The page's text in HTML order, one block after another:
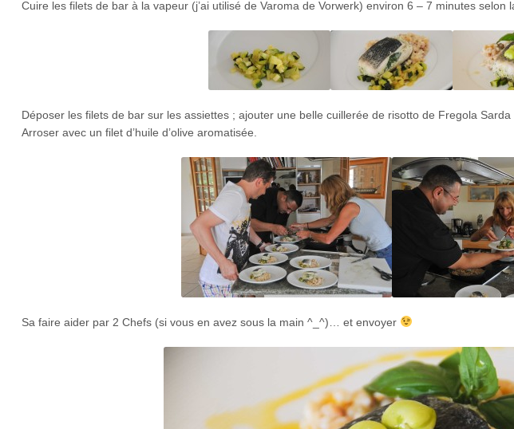
Cuire les filets de bar à la vapeur (j’ai utilisé de Varoma de Vorwerk) environ 6 – 7 minutes selon
Déposer les filets de bar sur les assiettes ; ajouter une belle cuillerée de risotto de Fregola
Arroser avec un filet d’huile d’olive aromatisée.
Sa faire aider par 2 Chefs (si vous en avez sous la main ^_^)… et envoyer